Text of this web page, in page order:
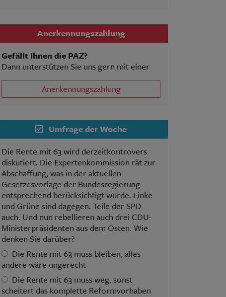
Anerkennungszahlung
Gefällt Ihnen die PAZ?
Dann unterstützen Sie uns gern mit einer
Anerkennungszahlung
Umfrage der Woche
Die Rente mit 63 wird derzeitkontrovers
diskutiert. Die Expertenkommission rät zur
Abschaffung, was in der aktuellen
Gesetzesvorlage der Bundesregierung
entsprechend berücksichtigt wurde. Linke
und Grüne sind dagegen. Teile der SPD
auch. Und nun rebellieren auch drei CDU-
Ministerpräsidenten aus dem Osten. Wie
denken Sie darüber?
Die Rente mit 63 muss bleiben, alles
andere wäre ungerecht
Die Rente mit 63 muss weg, sonst
scheitert das komplette Reformvorhaben